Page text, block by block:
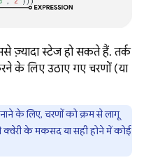
ज़्यादा स्टेज हो सकते हैं. तर्क
के लिए उठाए गए चरणों (या
के लिए, चरणों को क्रम से लागू
क्वेरी के मकसद या सही होने में कोई